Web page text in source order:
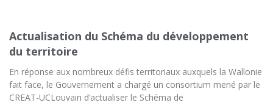
Actualisation du Schéma du développement
du territoire
En réponse aux nombreux défis territoriaux auxquels la Wallonie
fait face, le Gouvernement a chargé un consortium mené par le
CREAT-UCLouvain d’actualiser le Schéma de